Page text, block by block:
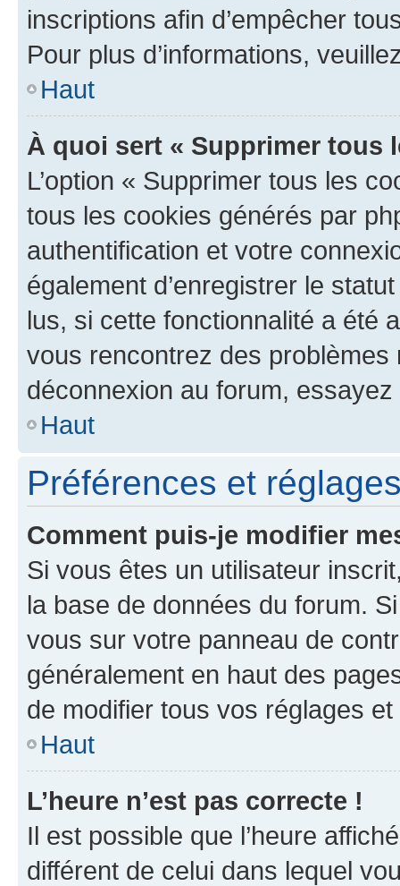
inscriptions afin d’empêcher
Pour plus d’informations,
Haut
À quoi sert « Supprimer tous
L’option « Supprimer tous les
tous les cookies générés par
authentification et votre
également d’enregistrer le
lus, si cette fonctionnalité a été
vous rencontrez des
déconnexion au forum,
Haut
Préférences et
Comment puis-je modifier
Si vous êtes un utilisateur
la base de données du forum.
vous sur votre panneau de
généralement en haut des
de modifier tous vos réglages
Haut
L’heure n’est pas correcte !
Il est possible que l’heure
différent de celui dans lequel